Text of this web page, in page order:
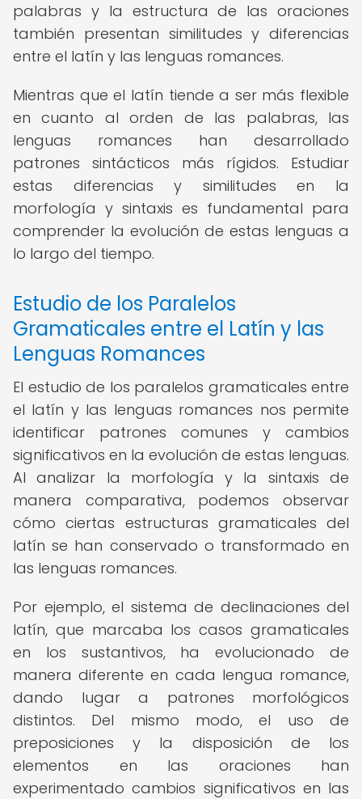
palabras y la estructura de las oraciones
también presentan similitudes y diferencias
entre el latín y las lenguas romances.
Mientras que el latín tiende a ser más flexible
en cuanto al orden de las palabras, las
lenguas romances han desarrollado
patrones sintácticos más rígidos. Estudiar
estas diferencias y similitudes en la
morfología y sintaxis es fundamental para
comprender la evolución de estas lenguas a
lo largo del tiempo.
Estudio de los Paralelos
Gramaticales entre el Latín y las
Lenguas Romances
El estudio de los paralelos gramaticales entre
el latín y las lenguas romances nos permite
identificar patrones comunes y cambios
significativos en la evolución de estas lenguas.
Al analizar la morfología y la sintaxis de
manera comparativa, podemos observar
cómo ciertas estructuras gramaticales del
latín se han conservado o transformado en
las lenguas romances.
Por ejemplo, el sistema de declinaciones del
latín, que marcaba los casos gramaticales
en los sustantivos, ha evolucionado de
manera diferente en cada lengua romance,
dando lugar a patrones morfológicos
distintos. Del mismo modo, el uso de
preposiciones y la disposición de los
elementos en las oraciones han
experimentado cambios significativos en las